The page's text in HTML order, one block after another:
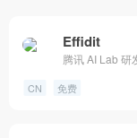
Effidit
腾讯 AI Lab 研
CN 免费